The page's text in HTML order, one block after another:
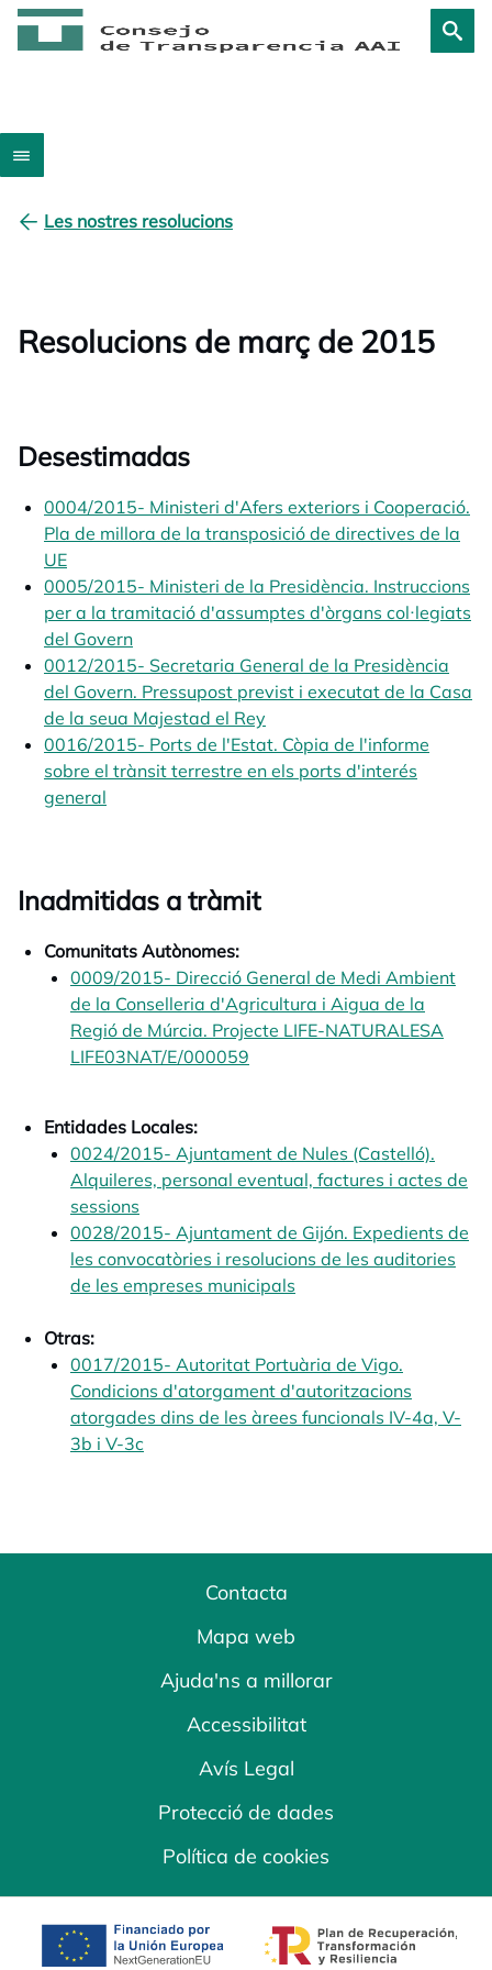
Les nostres resolucions
Resolucions de març de 2015
Desestimadas
0004/2015- Ministeri d'Afers exteriors i Cooperació.
Pla de millora de la transposició de directives de la
UE
0005/2015- Ministeri de la Presidència. Instruccions
per a la tramitació d'assumptes d'òrgans col·legiats
del Govern
0012/2015- Secretaria General de la Presidència
del Govern. Pressupost previst i executat de la Casa
de la seua Majestad el Rey
0016/2015- Ports de l'Estat. Còpia de l'informe
sobre el trànsit terrestre en els ports d'interés
general
Inadmitidas a tràmit
Comunitats Autònomes:
0009/2015- Direcció General de Medi Ambient
de la Conselleria d'Agricultura i Aigua de la
Regió de Múrcia. Projecte LIFE-NATURALESA
LIFE03NAT/E/000059
Entidades Locales:
0024/2015- Ajuntament de Nules (Castelló).
Alquileres, personal eventual, factures i actes de
sessions
0028/2015- Ajuntament de Gijón. Expedients de
les convocatòries i resolucions de les auditories
de les empreses municipals
Otras:
0017/2015- Autoritat Portuària de Vigo.
Condicions d'atorgament d'autoritzacions
atorgades dins de les àrees funcionals IV-4a, V-
3b i V-3c
Contacta
Mapa web
Ajuda'ns a millorar
Accessibilitat
Avís Legal
Protecció de dades
Política de cookies
opens in a new tab opens in a new